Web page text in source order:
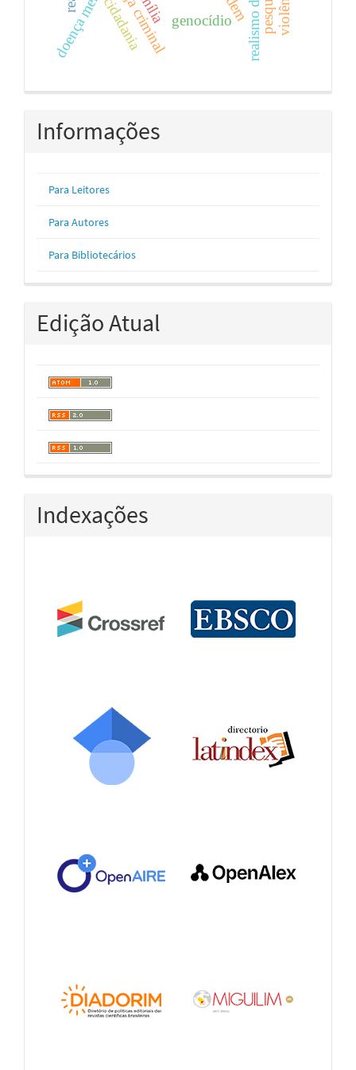
doença mental genocídio
cidadania
Informações
Para Leitores
Para Autores
Para Bibliotecários
Edição Atual
Indexações